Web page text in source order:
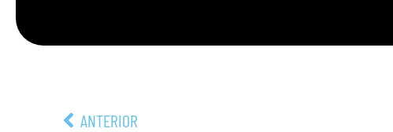
ANTERIOR